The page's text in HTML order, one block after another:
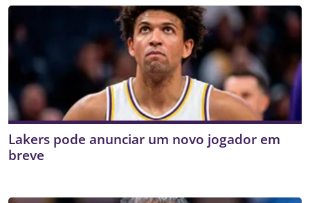
Lakers pode anunciar um novo jogador em
breve